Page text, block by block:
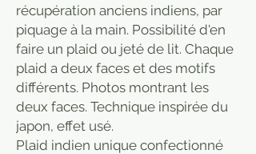
récupération anciens indiens, par
piquage à la main. Possibilité d'en
faire un plaid ou jeté de lit. Chaque
plaid a deux faces et des motifs
différents. Photos montrant les
deux faces. Technique inspirée du
japon, effet usé.
Plaid indien unique confectionné